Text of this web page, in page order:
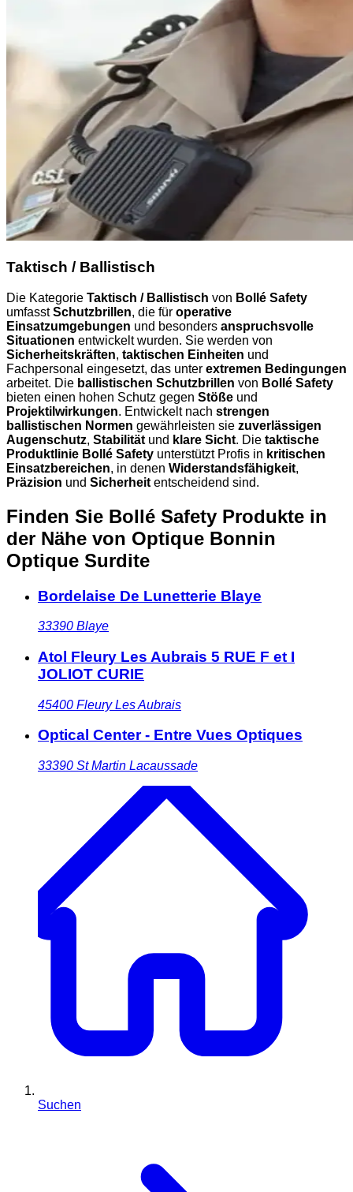
Taktisch / Ballistisch
Die Kategorie Taktisch / Ballistisch von Bollé Safety
umfasstSchutzbrillen, die für operative
Einsatzumgebungen und besonders anspruchsvolle
Situationen entwickelt wurden. Sie werden von
Sicherheitskräften, taktischen Einheiten und
Fachpersonal eingesetzt, das unter extremen Bedingungen
arbeitet. Die ballistischen Schutzbrillen von Bollé Safety
bieten einen hohen Schutz gegen Stöße und
Projektilwirkungen. Entwickelt nach strengen
ballistischen Normen gewährleisten sie zuverlässigen
Augenschutz, Stabilität und klare Sicht. Die taktische
Produktlinie Bollé Safety unterstützt Profis in kritischen
Einsatzbereichen, in denen Widerstandsfähigkeit,
Präzision und Sicherheit entscheidend sind.
Finden Sie Bollé Safety Produkte in
der Nähe von Optique Bonnin
Optique Surdite
Bordelaise De Lunetterie Blaye
33390 Blaye
Atol Fleury Les Aubrais 5 RUE F et I
JOLIOT CURIE
45400 Fleury Les Aubrais
Optical Center - Entre Vues Optiques
33390 St Martin Lacaussade
Suchen